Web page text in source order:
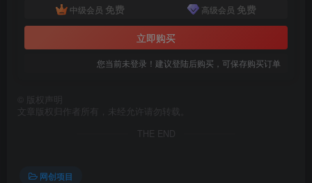
中级会员 免费 高级会员 免费
立即购买
您当前未登录！建议登陆后购买，可保存购买订单
版权声明
文章版权归作者所有，未经允许请勿转载。
THE END
网创项目